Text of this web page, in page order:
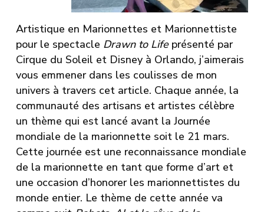
Artistique en Marionnettes et Marionnettiste
pour le spectacle Drawn to Life présenté par
Cirque du Soleil et Disney à Orlando, j’aimerais
vous emmener dans les coulisses de mon
univers à travers cet article. Chaque année, la
communauté des artisans et artistes célèbre
un thème qui est lancé avant la Journée
mondiale de la marionnette soit le 21 mars.
Cette journée est une reconnaissance mondiale
de la marionnette en tant que forme d’art et
une occasion d’honorer les marionnettistes du
monde entier. Le thème de cette année va